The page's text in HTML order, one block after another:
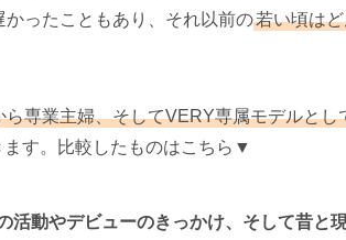
ったこともあり、それ以前の若い頃は
ら専業主婦、そしてVERY専属モデルとし
す。比較したものはこちら▼
活動やデビューのきっかけ、そして昔と